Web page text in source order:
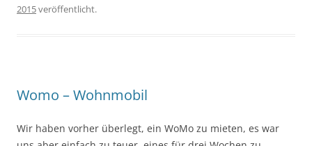
2015veröffentlicht.
Womo – Wohnmobil
Wir haben vorher überlegt, ein WoMo zu mieten, es war